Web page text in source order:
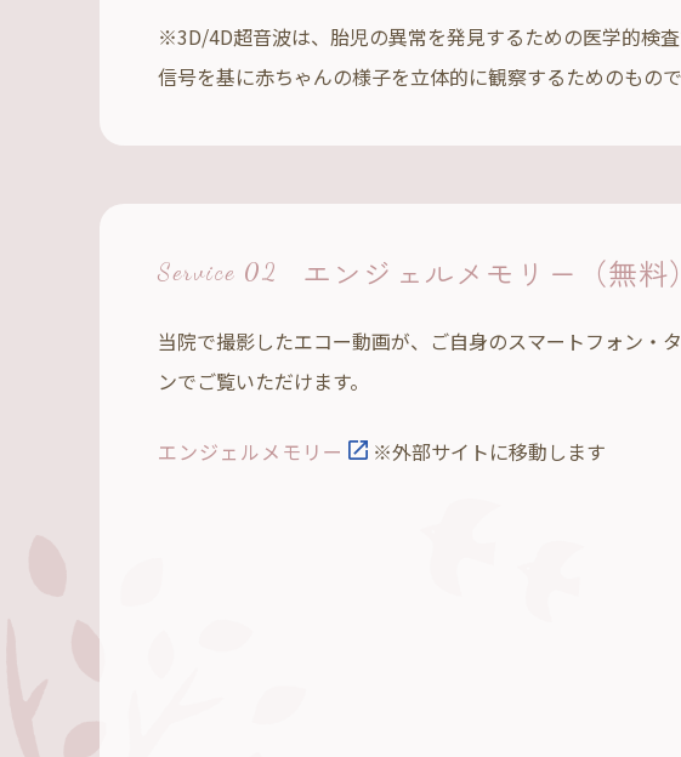
※3D/4D超音波は、胎児の異常を発見するための医学的検
信号を基に赤ちゃんの様子を立体的に観察するためのもので
Service 02 エンジェルメモリー（無料）
当院で撮影したエコー動画が、ご自身のスマートフォン・
ンでご覧いただけます。
エンジェルメモリー ※外部サイトに移動します